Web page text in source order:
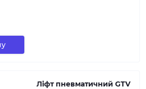
Ліфт пневматичний GTV